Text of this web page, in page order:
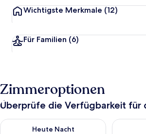
Wichtigste Merkmale (12)
Für Familien (6)
Zimmeroptionen
Überprüfe die Verfügbarkeit für
Heute Nacht
Überprüfe die Verfügbarkeit für heute